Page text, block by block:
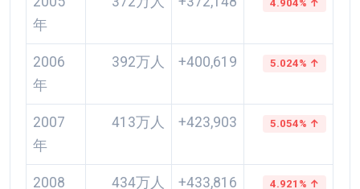
年
4.904% ↑
2006
年
392万人 +400,619 5.024% ↑
2007
年
413万人 +423,903 5.054% ↑
2008
434万人 +433,816 4.921% ↑